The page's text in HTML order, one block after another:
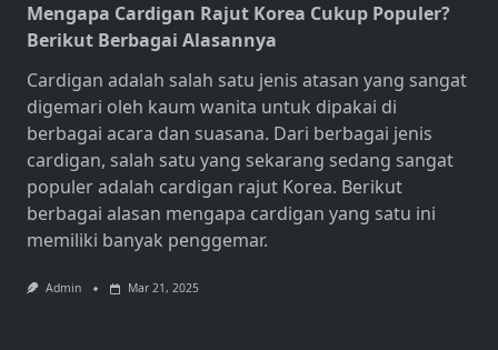
Mengapa Cardigan Rajut Korea Cukup Populer?
Berikut Berbagai Alasannya
Cardigan adalah salah satu jenis atasan yang sangat
digemari oleh kaum wanita untuk dipakai di
berbagai acara dan suasana. Dari berbagai jenis
cardigan, salah satu yang sekarang sedang sangat
populer adalah cardigan rajut Korea. Berikut
berbagai alasan mengapa cardigan yang satu ini
memiliki banyak penggemar.
Admin Mar 21, 2025